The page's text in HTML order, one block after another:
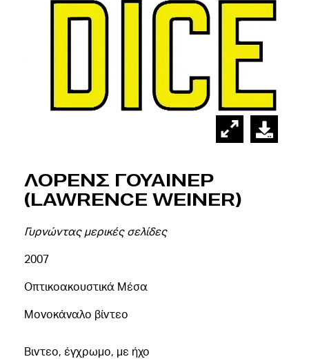
Λορενς Γουαινερ
(Lawrence Weiner)
Γυρνώντας μερικές σελίδες
2007
Οπτικοακουστικά Μέσα
Μονοκάναλο βίντεο
Βιντεο, έγχρωμο, με ήχο